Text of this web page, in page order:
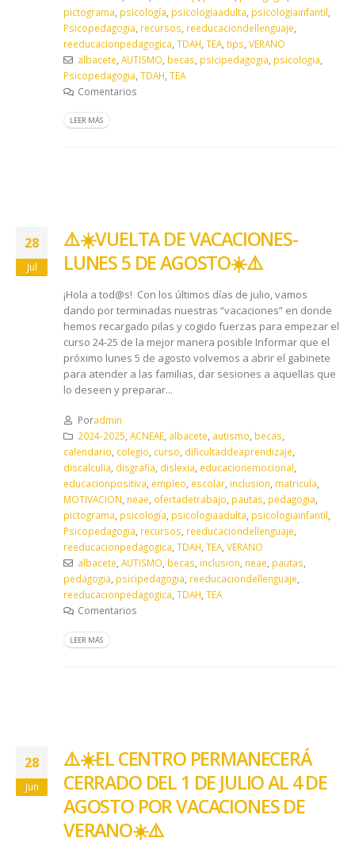
pictograma psicología psicologiaadulta psicologiainfantil
Psicopedagogia recursos reeducaciondellenguaje
reeducacionpedagogica TDAH TEA tips VERANO
albacete AUTISMO becas psicipedagogia psicologia
Psicopedagogia TDAH TEA
Comentarios
LEER MÁS
28
Jul
​⚠️​☀️​ VUELTA DE VACACIONES-
LUNES 5 DE AGOSTO ​☀️​⚠️​
¡Hola a tod@s! Con los últimos días de julio, vamos
dando por terminadas nuestras “vacaciones” en donde
hemos recargado pilas y cogido fuerzas para empezar el
curso 24-25 de la mejor manera posible Informar que el
próximo lunes 5 de agosto volvemos a abrir el gabinete
para atender a las familias, dar sesiones a aquellas que
lo deseen y preparar...
Poradmin
2024-2025, ACNEAE, albacete, autismo, becas,
calendario, colegio, curso, dificultaddeaprendizaje,
discalculia, disgrafia, dislexia, educacionemocional,
educacionpositiva, empleo, escolar, inclusion, matricula,
MOTIVACION, neae, ofertadetrabajo, pautas, pedagogia,
pictograma, psicología, psicologiaadulta, psicologiainfantil,
Psicopedagogia, recursos, reeducaciondellenguaje,
reeducacionpedagogica, TDAH, TEA, VERANO
albacete, AUTISMO, becas, inclusion, neae, pautas,
pedagogia, psicipedagogia, reeducaciondellenguaje,
reeducacionpedagogica, TDAH, TEA
Comentarios
LEER MÁS
28
Jun
⚠️☀️​ EL CENTRO PERMANECERÁ
CERRADO DEL 1 DE JULIO AL 4 DE
AGOSTO POR VACACIONES DE
VERANO ☀️​⚠️